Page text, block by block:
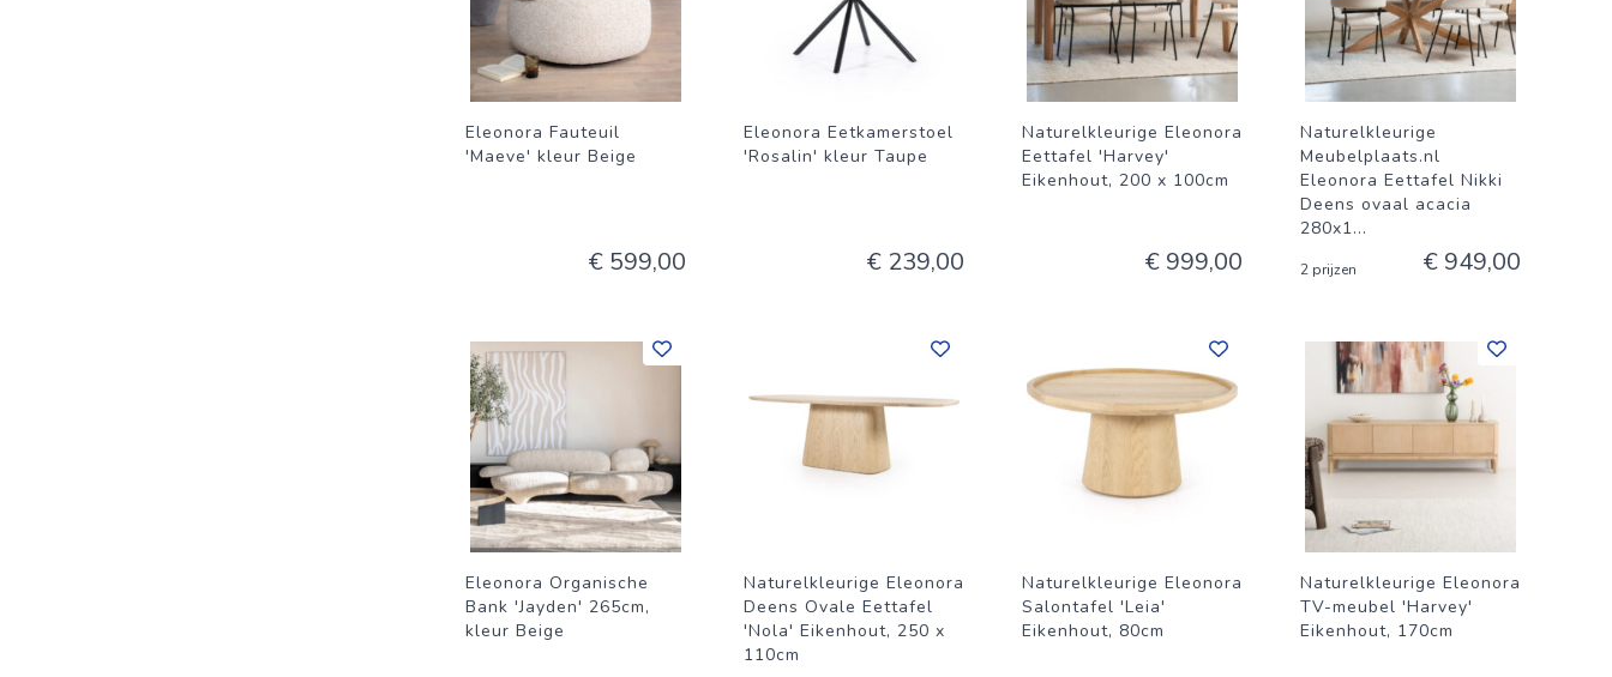
Eleonora Fauteuil
'Maeve' kleur Beige
€ 599,00
Eleonora Eetkamerstoel
'Rosalin' kleur Taupe
€ 239,00
Naturelkleurige Eleonora
Eettafel 'Harvey'
Eikenhout, 200 x 100cm
€ 999,00
Naturelkleurige
Meubelplaats.nl
Eleonora Eettafel Nikki
Deens ovaal acacia
280x1...
2 prijzen € 949,00
Eleonora Organische
Bank 'Jayden' 265cm,
kleur Beige
Naturelkleurige Eleonora
Deens Ovale Eettafel
'Nola' Eikenhout, 250 x
110cm
Naturelkleurige Eleonora
Salontafel 'Leia'
Eikenhout, 80cm
Naturelkleurige Eleonora
TV-meubel 'Harvey'
Eikenhout, 170cm